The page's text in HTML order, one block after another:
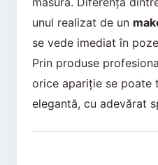
unul realizat de un
se vede imediat în
Prin produse
orice apariție se poate
elegantă, cu adevărat